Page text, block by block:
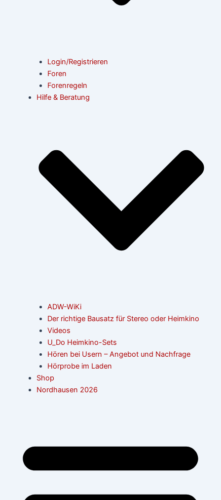
Login/Registrieren
Foren
Forenregeln
Hilfe & Beratung
ADW-WiKi
Der richtige Bausatz für Stereo oder Heimkino
Videos
U_Do Heimkino-Sets
Hören bei Usern – Angebot und Nachfrage
Hörprobe im Laden
Shop
Nordhausen 2026